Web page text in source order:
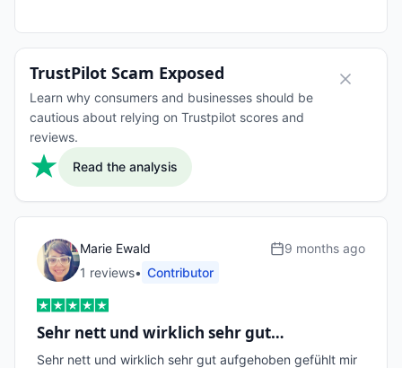
TrustPilot Scam Exposed
Learn why consumers and businesses should be
cautious about relying on Trustpilot scores and
reviews.
Read the analysis
Marie Ewald
1 reviews• Contributor
9 months ago
Sehr nett und wirklich sehr gut…
Sehr nett und wirklich sehr gut aufgehoben gefühlt mir